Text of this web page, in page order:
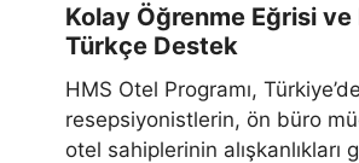
Kolay Öğrenme Eğrisi
Türkçe Destek
HMS Otel Programı,
resepsiyonistlerin, ön büro
otel sahiplerinin alışkanlıkları